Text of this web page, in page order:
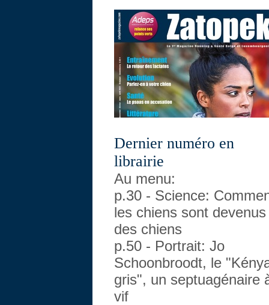
Dernier numéro en
librairie
Au menu:
p.30 - Science:
les chiens sont devenus
des chiens
p.50 - Portrait: Jo
Schoonbroodt, le
gris", un septuagénaire
vif